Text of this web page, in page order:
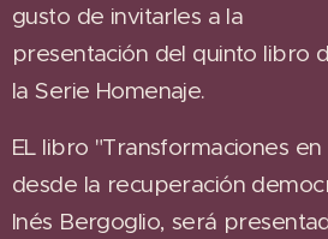
gusto de invitarles a la
presentación del quinto libro
la Serie Homenaje.
EL libro "Transformaciones
desde la recuperación
Inés Bergoglio, será